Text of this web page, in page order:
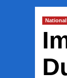
National